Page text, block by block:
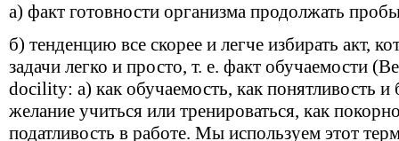
а) факт готовности организма продолжать
б) тенденцию все скорее и легче избирать акт,
задачи легко и просто, т. е. факт обучаемости
docility: а) как обучаемость, как понятливость и
желание учиться или тренироваться, как
податливость в работе. Мы используем этот